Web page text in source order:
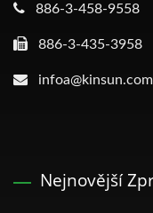
886-3-458-9558
886-3-435-3958
infoa@kinsun.com
Nejnovější